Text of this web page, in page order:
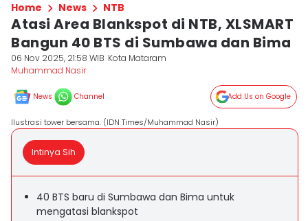
Home News NTB
Atasi Area Blankspot di NTB, XLSMART
Bangun 40 BTS di Sumbawa dan Bima
06 Nov 2025, 21:58 WIB Kota Mataram
Muhammad Nasir
News Channel Add Us on Google
Ilustrasi tower bersama. (IDN Times/Muhammad Nasir)
Intinya Sih
40 BTS baru di Sumbawa dan Bima untuk
mengatasi blankspot